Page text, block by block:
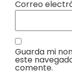
Correo
Guarda mi
este
comente.